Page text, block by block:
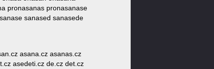
pronasanas pronasanase
sanased sanasede
asana.cz asanas.cz
asedeti.cz de.cz det.cz